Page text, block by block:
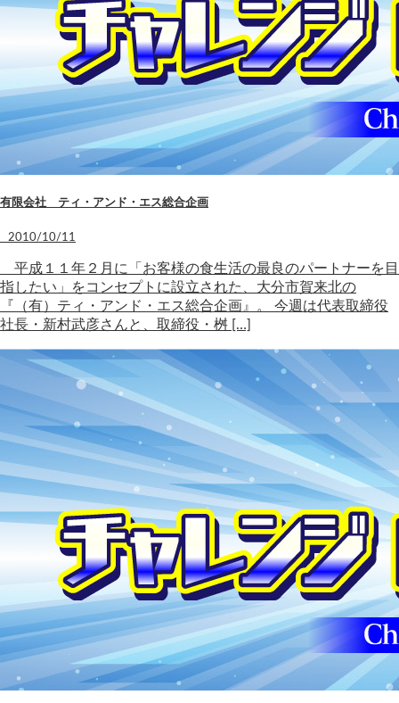
有限会社 ティ・アンド・エス総合企画
2010/10/11
平成１１年２月に「お客様の食生活の最良のパートナーを目
指したい」をコンセプトに設立された、大分市賀来北の
『（有）ティ・アンド・エス総合企画』。 今週は代表取締役
社長・新村武彦さんと、取締役・桝 […]